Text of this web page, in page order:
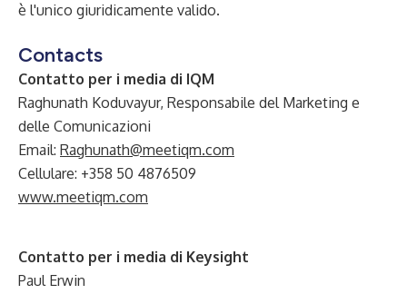
è l'unico giuridicamente valido.
Contacts
Contatto per i media di IQM
Raghunath Koduvayur, Responsabile del Marketing e
delle Comunicazioni
Email: Raghunath@meetiqm.com
Cellulare: +358 50 4876509
www.meetiqm.com
Contatto per i media di Keysight
Paul Erwin